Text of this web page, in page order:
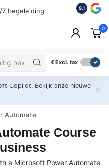
7 begeleiding
ISO
2.500+
9.1
0
€ Excl. tax
Copilot. Bekijk onze nieuwe
Automate
Course
a Microsoft Power Automate